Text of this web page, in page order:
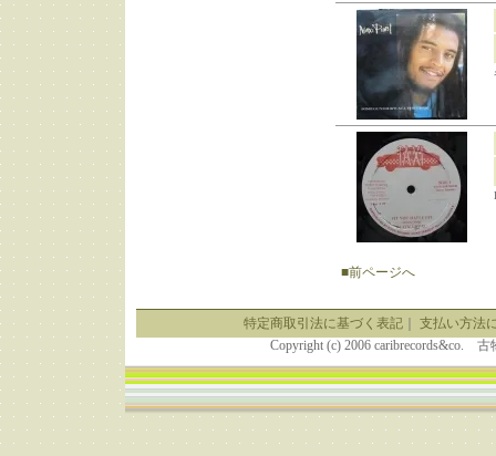
■前ページへ
特定商取引法に基づく表記｜ 支払い方法
Copyright (c) 2006 caribrecords&co.